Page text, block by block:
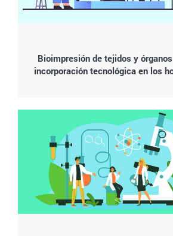
Bioimpresión de tejidos y
incorporación tecnológica en los